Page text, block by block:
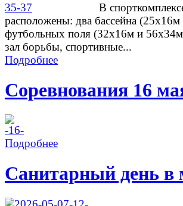
В
расположены: два бассейна
футбольных поля (32х16м и
зал борьбы, спортивные...
Подробнее
Соревнования 16
Подробнее
Санитарный день в